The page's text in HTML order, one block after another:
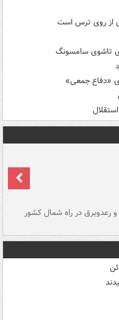
از روی ترس است
تاشوی سامسونگ
«دفاع جمعی»
و رعدوبرق در راه شمال کشور